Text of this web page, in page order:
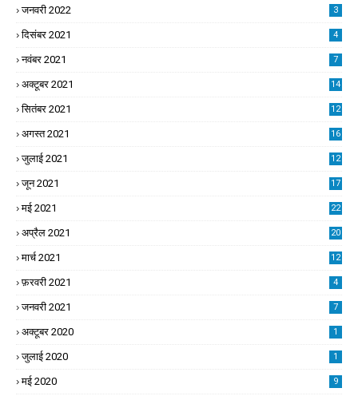
जनवरी 2022 3
दिसंबर 2021 4
नवंबर 2021 7
अक्टूबर 2021 14
सितंबर 2021 12
अगस्त 2021 16
जुलाई 2021 12
जून 2021 17
मई 2021 22
अप्रैल 2021 20
मार्च 2021 12
फ़रवरी 2021 4
जनवरी 2021 7
अक्टूबर 2020 1
जुलाई 2020 1
मई 2020 9